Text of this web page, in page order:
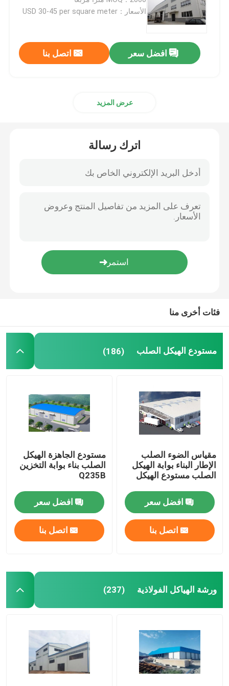
مبنى فولاذي مسبق الصنع
منصة الهيكل الصلب
ملعب الهيكل الصلب
جسر الهيكل الصلب
دفيئة زجاجية فينلو
الأسعار：USD 30-45 per square meter
افضل سعر اتصل بنا
عرض المزيد
اترك رسالة
فئات أخرى منا
مستودع الهيكل الصلب (186)
مقياس الضوء الصلب
الإطار البناء بوابة الهيكل
الصلب مستودع الهيكل
افضل سعر
اتصل بنا
مستودع الجاهزة الهيكل
الصلب بناء بوابة التخزين
Q235B
افضل سعر
اتصل بنا
ورشة الهياكل الفولاذية (237)